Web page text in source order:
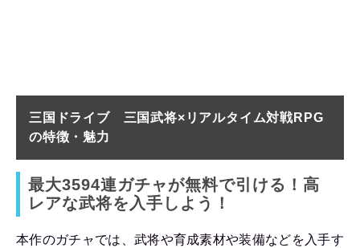
三国ドライブ 三国武将×リアルタイム対戦RPG
の特徴・魅力
最大3594連ガチャが無料で引ける！高
レアな武将を入手しよう！
本作のガチャでは、武将や育成素材や装備などを入手す